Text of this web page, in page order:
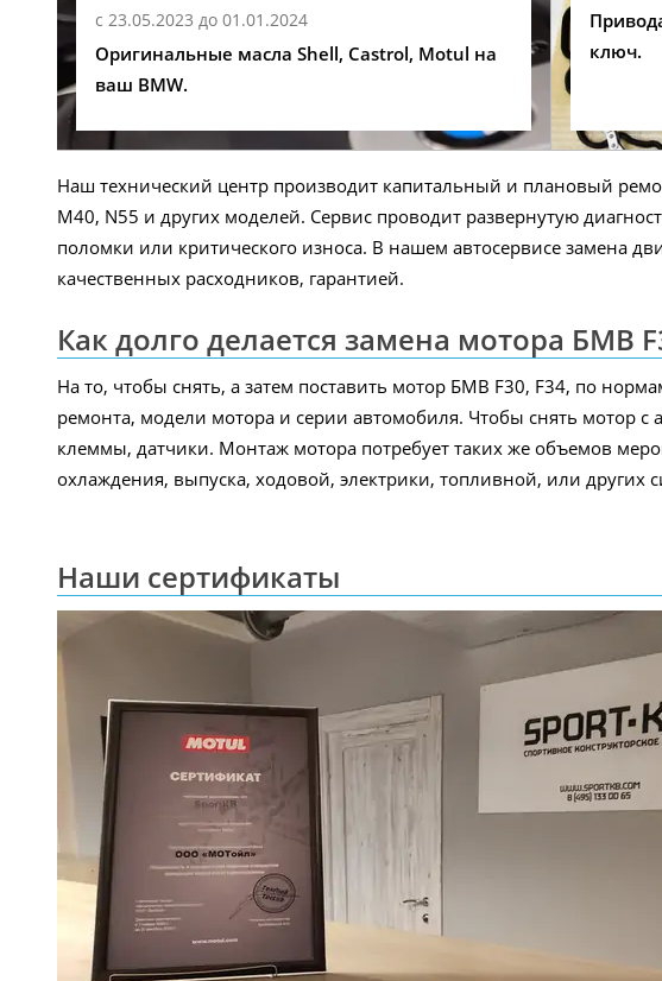
с 23.05.2023 до 01.01.2024
Оригинальные масла Shell, Castrol, Motul на
ваш BMW.
ключ.
Наш технический центр производит капитальный и плановый
M40, N55 и других моделей. Сервис проводит развернутую
поломки или критического износа. В нашем автосервисе замена
качественных расходников, гарантией.
Как долго делается замена мотора БМВ
На то, чтобы снять, а затем поставить мотор БМВ F30, F34, по
ремонта, модели мотора и серии автомобиля. Чтобы снять мотор с
клеммы, датчики. Монтаж мотора потребует таких же объемов
охлаждения, выпуска, ходовой, электрики, топливной, или других
Наши сертификаты